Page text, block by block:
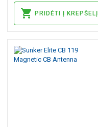
PRIDĖTI Į KREPŠELĮ